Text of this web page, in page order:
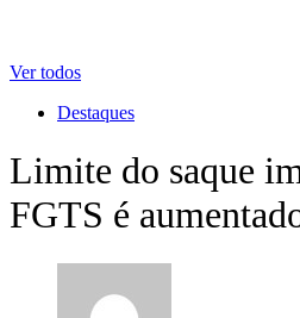
Ver todos
Destaques
Limite do saque
FGTS é